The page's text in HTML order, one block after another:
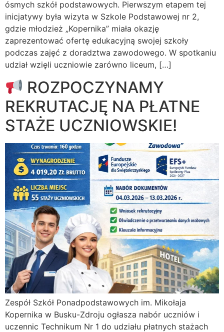
ósmych szkół podstawowych. Pierwszym etapem tej
inicjatywy była wizyta w Szkole Podstawowej nr 2,
gdzie młodzież „Kopernika” miała okazję
zaprezentować ofertę edukacyjną swojej szkoły
podczas zajęć z doradztwa zawodowego. W spotkaniu
udział wzięli uczniowie zarówno liceum, […]
ROZPOCZYNAMY
REKRUTACJĘ NA PŁATNE
STAŻE UCZNIOWSKIE!
Zespół Szkół Ponadpodstawowych im. Mikołaja
Kopernika w Busku-Zdroju ogłasza nabór uczniów i
uczennic Technikum Nr 1 do udziału płatnych stażach